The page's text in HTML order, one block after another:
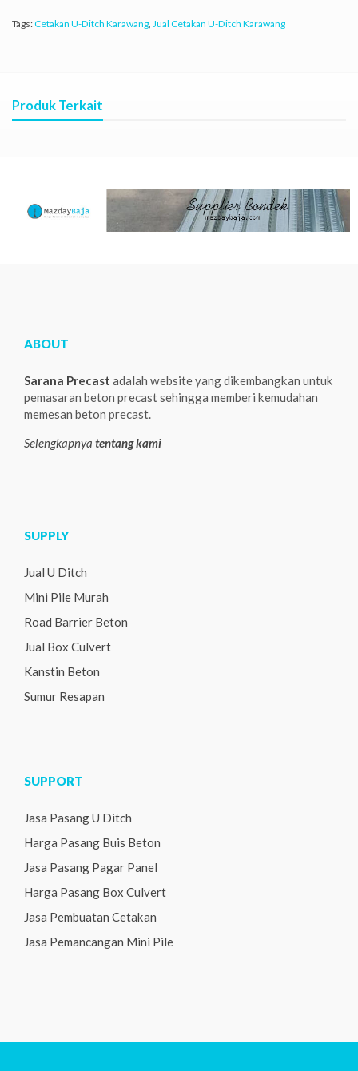
Tags:Cetakan U-Ditch Karawang, Jual Cetakan U-Ditch Karawang
Produk Terkait
ABOUT
Sarana Precast adalah website yang dikembangkan untuk
pemasaran beton precast sehingga memberi kemudahan
memesan beton precast.
Selengkapnya tentang kami
SUPPLY
Jual U Ditch
Mini Pile Murah
Road Barrier Beton
Jual Box Culvert
Kanstin Beton
Sumur Resapan
SUPPORT
Jasa Pasang U Ditch
Harga Pasang Buis Beton
Jasa Pasang Pagar Panel
Harga Pasang Box Culvert
Jasa Pembuatan Cetakan
Jasa Pemancangan Mini Pile